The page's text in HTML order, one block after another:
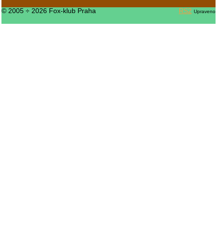
© 2005 ÷ 2026 Fox-klub Praha RS2 Upraveno